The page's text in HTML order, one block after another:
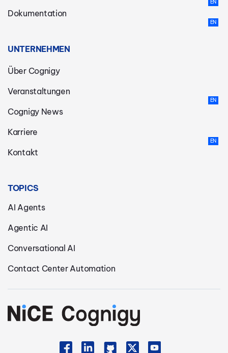
Dokumentation
UNTERNEHMEN
Über Cognigy
Veranstaltungen
Cognigy News
Karriere
Kontakt
TOPICS
AI Agents
Agentic AI
Conversational AI
Contact Center Automation